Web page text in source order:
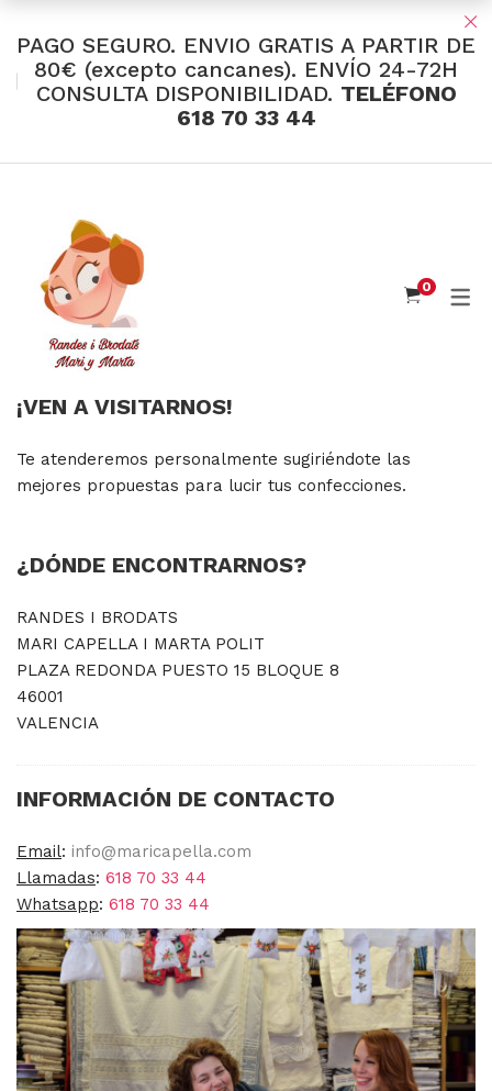
TIENDA Y OFERTAS
Santos Textil
Eusebio Sánchez
Flor de Azahar
Muselina Inglesa
Margarita Vercher
Fallera
Alicante y Castellón
Ropa Interior
ENCAJES Y BORDADOS
Bolillo
Valenciennes y alençon
Tira Bordada
MERCERIA MARI
PAGO SEGURO. ENVIO GRATIS A PARTIR DE
80€ (excepto cancanes). ENVÍO 24-72H
CONSULTA DISPONIBILIDAD. TELÉFONO
618 70 33 44
0
¡VEN A VISITARNOS!
Te atenderemos personalmente sugiriéndote las
mejores propuestas para lucir tus confecciones.
¿DÓNDE ENCONTRARNOS?
RANDES I BRODATS
MARI CAPELLA I MARTA POLIT
PLAZA REDONDA PUESTO 15 BLOQUE 8
46001
VALENCIA
INFORMACIÓN DE CONTACTO
Email: info@maricapella.com
Llamadas: 618 70 33 44
Whatsapp: 618 70 33 44